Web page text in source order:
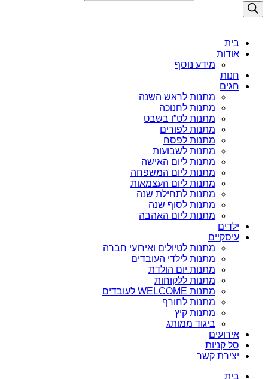
בית
אודות
מידע נוסף
חנות
חגים
מתנות לראש השנה
מתנות לחנוכה
מתנות לט”ו בשבט
מתנות לפורים
מתנות לפסח
מתנות לשבועות
מתנות ליום האישה
מתנות ליום המשפחה
מתנות ליום העצמאות
מתנות לתחילת שנה
מתנות לסוף שנה
מתנות ליום האהבה
ילדים
עיסקיים
מתנות לטיולים ואירועי חברה
מתנות לילדי העובדים
מתנות יום הולדת
מתנות ללקוחות
מתנות WELCOME לעובדים
מתנות לחורף
מתנות קיץ
ביגוד ממותג
אירועים
סל קניות
יצירת קשר
בית